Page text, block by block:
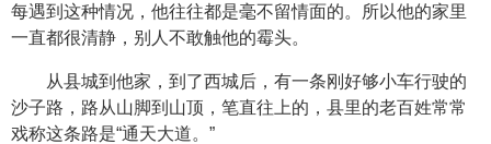
每遇到这种情况，他往往都是毫不留情面的。所以他的家里
一直都很清静，别人不敢触他的霉头。
从县城到他家，到了西城后，有一条刚好够小车行驶的
沙子路，路从山脚到山顶，笔直往上的，县里的老百姓常常
戏称这条路是“通天大道。”